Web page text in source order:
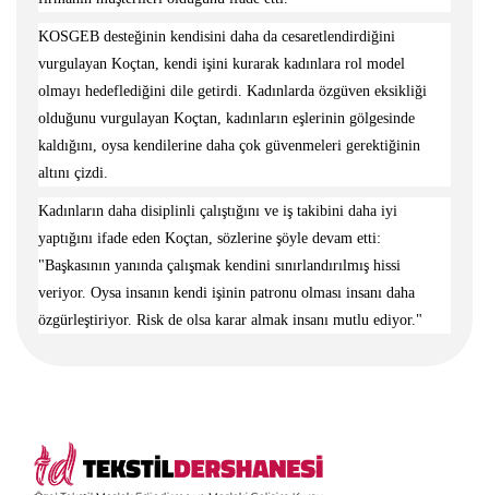
KOSGEB desteğinin kendisini daha da cesaretlendirdiğini
vurgulayan Koçtan, kendi işini kurarak kadınlara rol model
olmayı hedeflediğini dile getirdi. Kadınlarda özgüven eksikliği
olduğunu vurgulayan Koçtan, kadınların eşlerinin gölgesinde
kaldığını, oysa kendilerine daha çok güvenmeleri gerektiğinin
altını çizdi.
Kadınların daha disiplinli çalıştığını ve iş takibini daha iyi
yaptığını ifade eden Koçtan, sözlerine şöyle devam etti:
"Başkasının yanında çalışmak kendini sınırlandırılmış hissi
veriyor. Oysa insanın kendi işinin patronu olması insanı daha
özgürleştiriyor. Risk de olsa karar almak insanı mutlu ediyor."